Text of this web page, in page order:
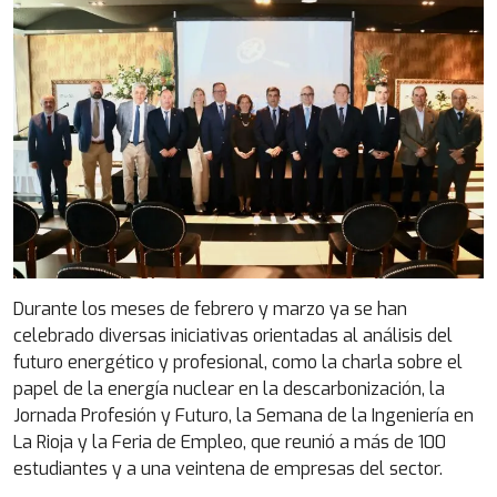
Durante los meses de febrero y marzo ya se han
celebrado diversas iniciativas orientadas al análisis del
futuro energético y profesional, como la charla sobre el
papel de la energía nuclear en la descarbonización, la
Jornada Profesión y Futuro, la Semana de la Ingeniería en
La Rioja y la Feria de Empleo, que reunió a más de 100
estudiantes y a una veintena de empresas del sector.